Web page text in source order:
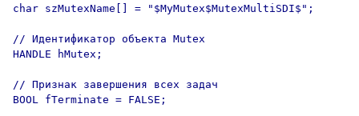
char szMutexName[] = "$MyMutex$MutexMultiSDI$";
// Идентификатор объекта Mutex
HANDLE hMutex;
// Признак завершения всех задач
BOOL fTerminate = FALSE;